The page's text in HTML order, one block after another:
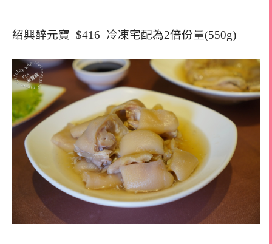
紹興醉元寶 $416 冷凍宅配為2倍份量(550g)